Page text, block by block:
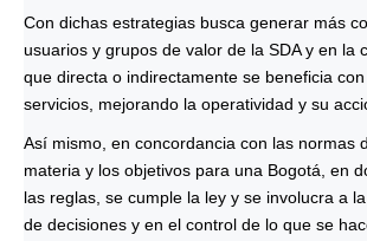
Con dichas estrategias busca generar más
usuarios y grupos de valor de la SDA y en la
que directa o indirectamente se beneficia
servicios, mejorando la operatividad y su
Así mismo, en concordancia con las normas
materia y los objetivos para una Bogotá, en
las reglas, se cumple la ley y se involucra a
de decisiones y en el control de lo que se